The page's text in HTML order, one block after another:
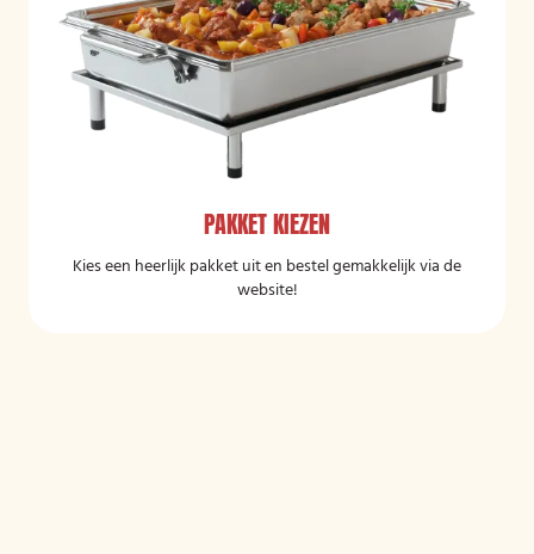
PAKKET KIEZEN
Kies een heerlijk pakket uit en bestel gemakkelijk via de
website!